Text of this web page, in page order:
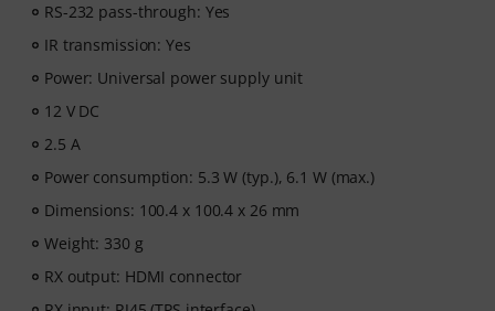
RS-232 pass-through: Yes
IR transmission: Yes
Power: Universal power supply unit
12 V DC
2.5 A
Power consumption: 5.3 W (typ.), 6.1 W (max.)
Dimensions: 100.4 x 100.4 x 26 mm
Weight: 330 g
RX output: HDMI connector